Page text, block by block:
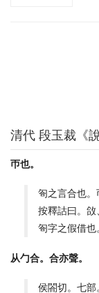
清代 段玉裁《
帀也。
匌之言合也。
按釋詁曰。
匌字之假借也
从勹合。合亦聲。
侯閤切。七部